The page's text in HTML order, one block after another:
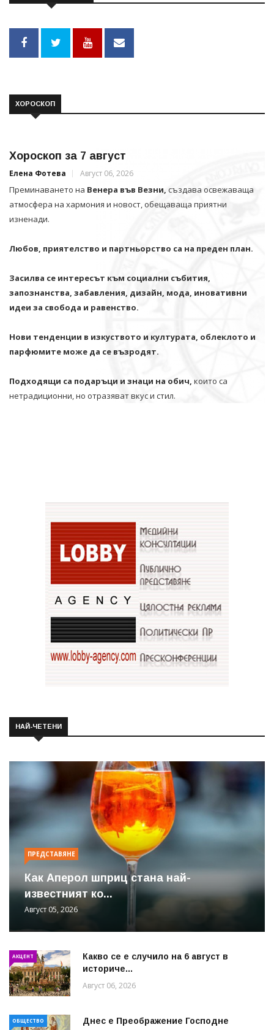
ХОРОСКОП
Хороскоп за 7 август
Елена Фотева Август 06, 2026
Преминаването на Венера във Везни, създава освежаваща
атмосфера на хармония и новост, обещаваща приятни
изненади.
Любов, приятелство и партньорство са на преден план.
Засилва се интересът към социални събития,
запознанства, забавления, дизайн, мода, иновативни
идеи за свобода и равенство.
Нови тенденции в изкуството и културата, облеклото и
парфюмите може да се възродят.
Подходящи са подаръци и знаци на обич, които са
нетрадиционни, но отразяват вкус и стил.
НАЙ-ЧЕТЕНИ
ПРЕДСТАВЯНЕ
Как Аперол шприц стана най-
известният ко...
Август 05, 2026
АКЦЕНТ
Какво се е случило на 6 август в
историче...
Август 06, 2026
ОБЩЕСТВО Днес е Преображение Господне